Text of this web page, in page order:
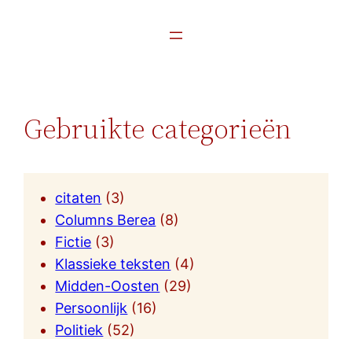
Gebruikte categorieën
citaten (3)
Columns Berea (8)
Fictie (3)
Klassieke teksten (4)
Midden-Oosten (29)
Persoonlijk (16)
Politiek (52)